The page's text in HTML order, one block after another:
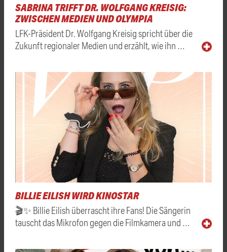
SABRINA TRIFFT DR. WOLFGANG KREISIG:
ZWISCHEN MEDIEN UND OLYMPIA
LFK-Präsident Dr. Wolfgang Kreisig spricht über die
Zukunft regionaler Medien und erzählt, wie ihn …
BILLIE EILISH WIRD KINOSTAR
🎬✨ Billie Eilish überrascht ihre Fans! Die Sängerin
tauscht das Mikrofon gegen die Filmkamera und …